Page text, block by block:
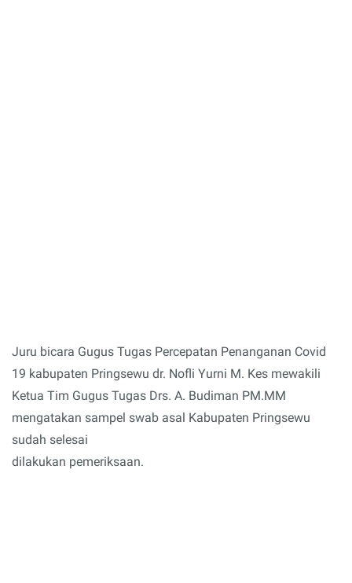
Juru bicara Gugus Tugas Percepatan Penanganan Covid
19 kabupaten Pringsewu dr. Nofli Yurni M. Kes mewakili
Ketua Tim Gugus Tugas Drs. A. Budiman PM.MM
mengatakan sampel swab asal Kabupaten Pringsewu
sudah selesai
dilakukan pemeriksaan.